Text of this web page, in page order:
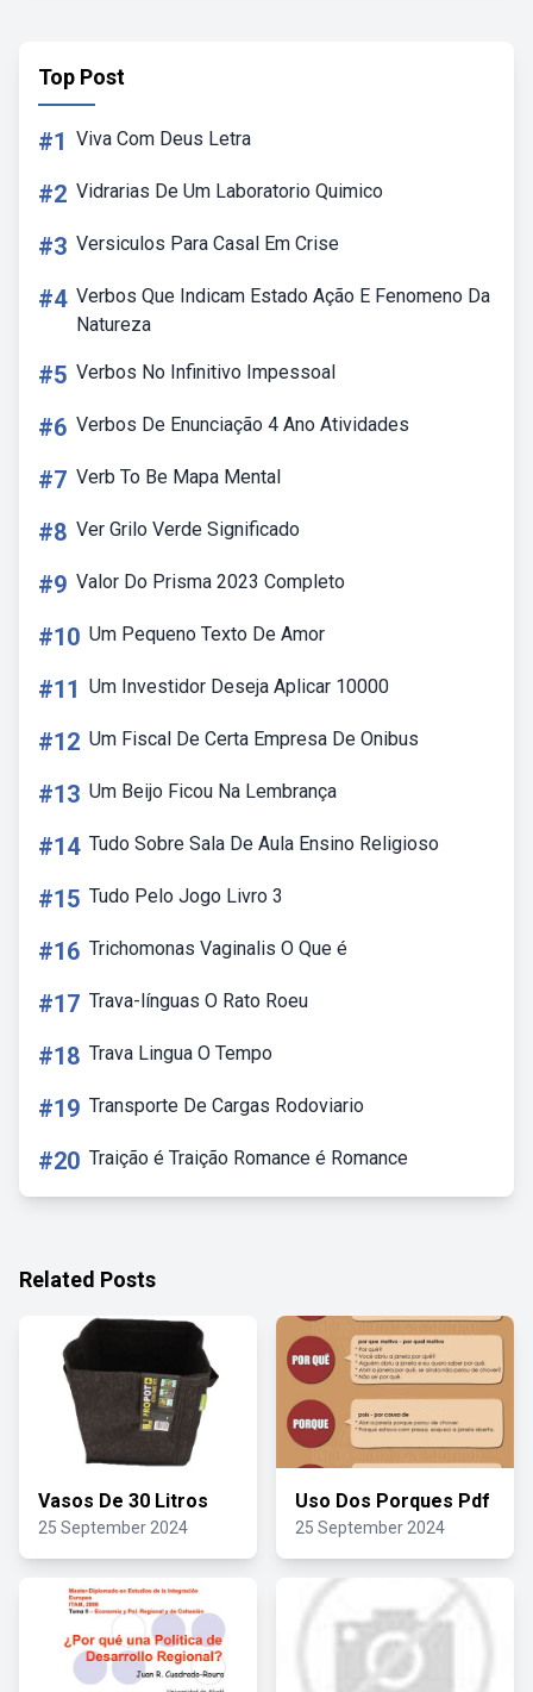
Top Post
#1 Viva Com Deus Letra
#2 Vidrarias De Um Laboratorio Quimico
#3 Versiculos Para Casal Em Crise
#4 Verbos Que Indicam Estado Ação E Fenomeno Da
Natureza
#5 Verbos No Infinitivo Impessoal
#6 Verbos De Enunciação 4 Ano Atividades
#7 Verb To Be Mapa Mental
#8 Ver Grilo Verde Significado
#9 Valor Do Prisma 2023 Completo
#10 Um Pequeno Texto De Amor
#11 Um Investidor Deseja Aplicar 10000
#12 Um Fiscal De Certa Empresa De Onibus
#13 Um Beijo Ficou Na Lembrança
#14 Tudo Sobre Sala De Aula Ensino Religioso
#15 Tudo Pelo Jogo Livro 3
#16 Trichomonas Vaginalis O Que é
#17 Trava-línguas O Rato Roeu
#18 Trava Lingua O Tempo
#19 Transporte De Cargas Rodoviario
#20 Traição é Traição Romance é Romance
Related Posts
Vasos De 30 Litros
25 September 2024
Uso Dos Porques Pdf
25 September 2024